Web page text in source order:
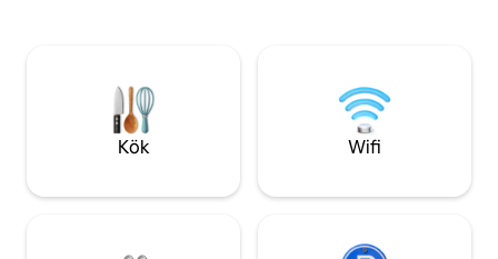
bara koppla av och få ut mesta möjliga av
er tid tillsammans.
terränglederna.
Kök Wifi